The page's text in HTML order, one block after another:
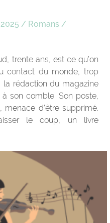
/ Romans /
trente ans, est ce qu’on
contact du monde, trop
la rédaction du magazine
son comble. Son poste,
menace d’être supprimé.
le coup, un livre